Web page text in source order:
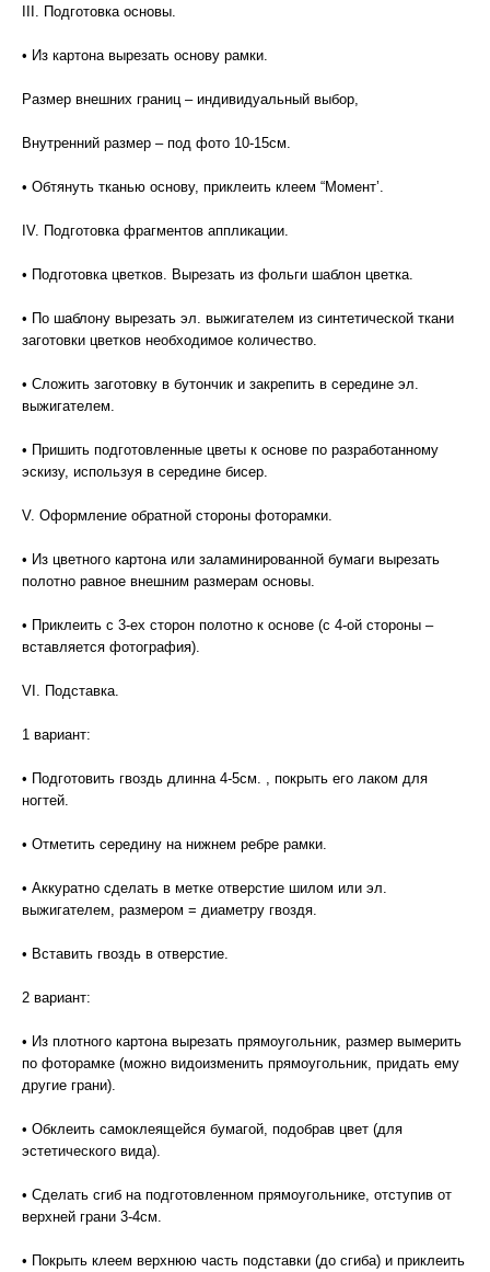
III. Подготовка основы.
• Из картона вырезать основу рамки.
Размер внешних границ – индивидуальный выбор,
Внутренний размер – под фото 10-15см.
• Обтянуть тканью основу, приклеить клеем “Момент’.
IV. Подготовка фрагментов аппликации.
• Подготовка цветков. Вырезать из фольги шаблон цветка.
• По шаблону вырезать эл. выжигателем из синтетической ткани
заготовки цветков необходимое количество.
• Сложить заготовку в бутончик и закрепить в середине эл.
выжигателем.
• Пришить подготовленные цветы к основе по разработанному
эскизу, используя в середине бисер.
V. Оформление обратной стороны фоторамки.
• Из цветного картона или заламинированной бумаги вырезать
полотно равное внешним размерам основы.
• Приклеить с 3-ех сторон полотно к основе (с 4-ой стороны –
вставляется фотография).
VI. Подставка.
1 вариант:
• Подготовить гвоздь длинна 4-5см. , покрыть его лаком для
ногтей.
• Отметить середину на нижнем ребре рамки.
• Аккуратно сделать в метке отверстие шилом или эл.
выжигателем, размером = диаметру гвоздя.
• Вставить гвоздь в отверстие.
2 вариант:
• Из плотного картона вырезать прямоугольник, размер вымерить
по фоторамке (можно видоизменить прямоугольник, придать ему
другие грани).
• Обклеить самоклеящейся бумагой, подобрав цвет (для
эстетического вида).
• Сделать сгиб на подготовленном прямоугольнике, отступив от
верхней грани 3-4см.
• Покрыть клеем верхнюю часть подставки (до сгиба) и приклеить